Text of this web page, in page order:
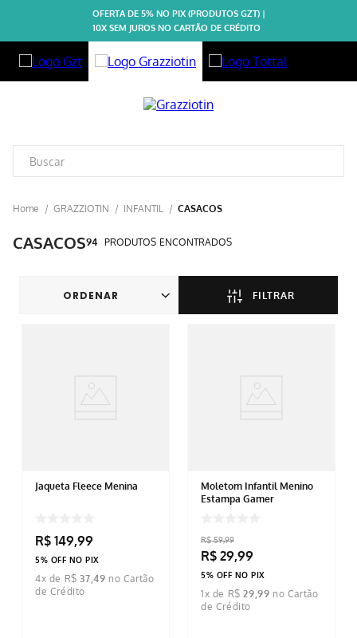
OFERTA DE 5% NO PIX (PRODUTOS GZT) |
10X SEM JUROS NO CARTÃO DE CRÉDITO
GRAZZIOTIN INFANTIL CASACOS
CASACOS94 PRODUTOS
FILTRAR
Jaqueta Fleece Menina
R$ 149,99
5% OFF NO PIX
4x de R$ 37,49
Moletom Infantil Menino
Estampa Gamer
R$ 59,99
R$ 29,99
5% OFF NO PIX
1x de R$ 29,99